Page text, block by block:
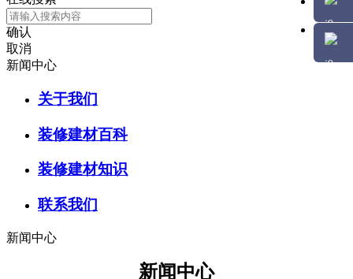
确认
取消
新闻中心
关于我们
装修建材百科
装修建材知识
联系我们
新闻中心
新闻中心